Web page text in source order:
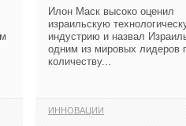
Илон Маск высоко оценил
израильскую
индустрию и назвал
одним из мировых лидеров
количеству...
ИННОВАЦИИ